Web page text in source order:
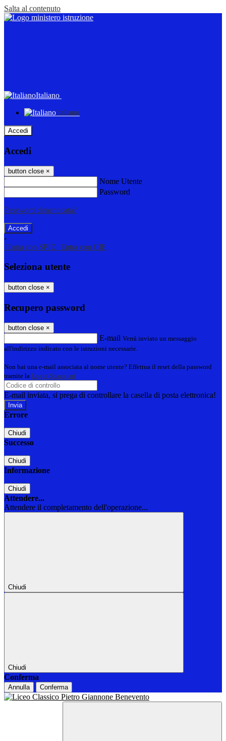
Salta al contenuto
Italiano
Italiano
Accedi
Accedi
button close ×
Nome Utente
Password
Password dimenticata?
-
Entra con SPID Entra con CIE
Seleziona utente
button close ×
Recupero password
button close ×
E-mail Verrà inviato un messaggio
all'indirizzo indicato con le istruzioni necessarie.
Non hai una e-mail associata al nome utente? Effettua il reset della password
tramite la Login Spaggiari
E-mail inviata, si prega di controllare la casella di posta elettronica!
Errore
Chiudi
Successo
Chiudi
Informazione
Chiudi
Attendere...
Attendere il completamento dell'operazione...
Chiudi
Chiudi
Conferma
Annulla Conferma